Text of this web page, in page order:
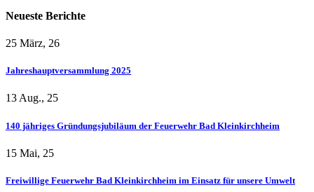
Neueste Berichte
25 März, 26
Jahreshauptversammlung 2025
13 Aug., 25
140 jähriges Gründungsjubiläum der Feuerwehr Bad Kleinkirchheim
15 Mai, 25
Freiwillige Feuerwehr Bad Kleinkirchheim im Einsatz für unsere Umwelt